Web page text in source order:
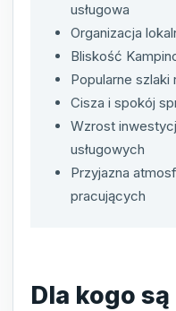
usługowa
Organizacja
Bliskość
Popularne
Cisza i spokój
Wzrost
usługowych
Przyjazna
pracujących
Dla kogo